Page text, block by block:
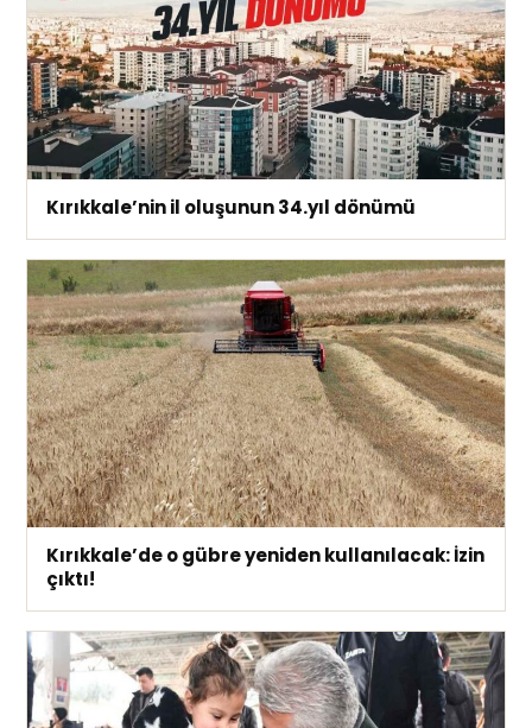
Kırıkkale’nin il oluşunun 34.yıl dönümü
Kırıkkale’de o gübre yeniden kullanılacak: İzin
çıktı!